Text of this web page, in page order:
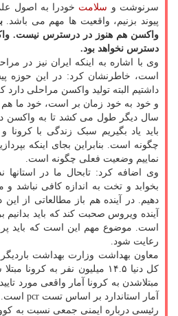
سرنوشت و سلامت خودرا به اصول
پیوند بزنیم، واقعیت ها مهم می باشد.
واکسن هم هنوز در درسترس نیست.
دسترس نخواهد بود.
وی با اشاره به اینکه ایران نیز در
است، خاطرنشان کرد: در این حوزه
داشتیم البته تولید واکسن مراحلی
و خود به خود زمان بر است، خود ما هم
سال دیگر طول می کشد تا به واکسن
باید یاد بگیریم سبک زندگی با
چگونه است. بنابراین بجای اینکه
نماییم وضعیت فعلی چگونه است.
وی اضافه کرد: تابحال ما در استانها
بخوابد و تخت به اندازه کافی نباشد و
دهیم. در آینده هم باز مطالعاتی از
آینده ویروس صحبت کند که باید بدانیم
است. موضوع مهم این است که باید
رعایت شود.
معاون بهداشت وزارت بهداشت
مبتلاشدن به کرونا آمار واقعی مورد
آمار استاندارد بر اساس تست pcr است.
رئیسی درباره ایمنی جمعی نسبت به کووید۱۹ نیز اظهار